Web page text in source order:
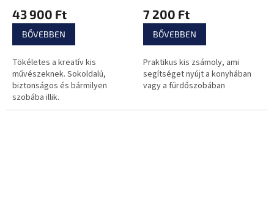
43 900 Ft
BŐVEBBEN
Tökéletes a kreatív kis
művészeknek. Sokoldalú,
biztonságos és bármilyen
szobába illik.
7 200 Ft
BŐVEBBEN
Praktikus kis zsámoly, ami
segítséget nyújt a konyhában
vagy a fürdőszobában